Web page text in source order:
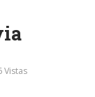
Vistas